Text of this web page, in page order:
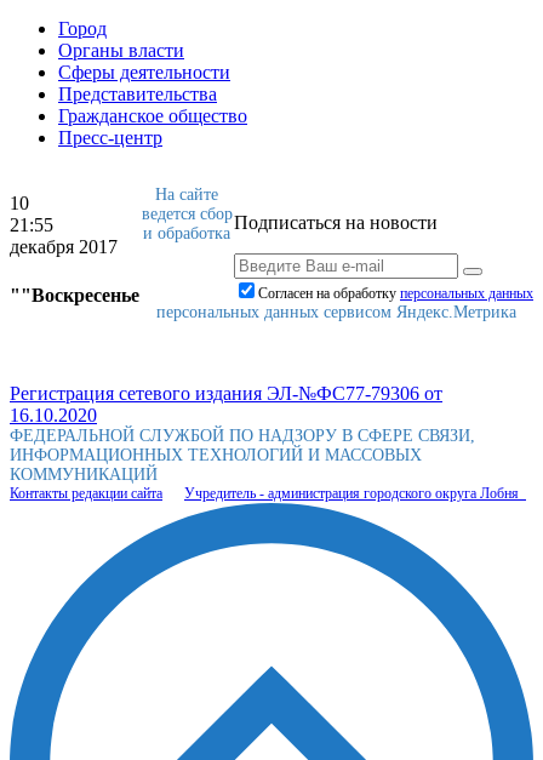
Город
Органы власти
Сферы деятельности
Представительства
Гражданское общество
Пресс-центр
10
21:55
декабря 2017
""Воскресенье
Подписаться на новости
Согласен на обработку персональныx данных
На сайте
ведется сбор
и обработка
персональных данных сервисом Яндекс.Метрика
Регистрация сетевого издания ЭЛ-№ФС77-79306 от
16.10.2020
ФЕДЕРАЛЬНОЙ СЛУЖБОЙ ПО НАДЗОРУ В СФЕРЕ СВЯЗИ,
ИНФОРМАЦИОННЫХ ТЕХНОЛОГИЙ И МАССОВЫХ
КОММУНИКАЦИЙ
Контакты редакции сайта Учредитель - администрация городского округа Лобня